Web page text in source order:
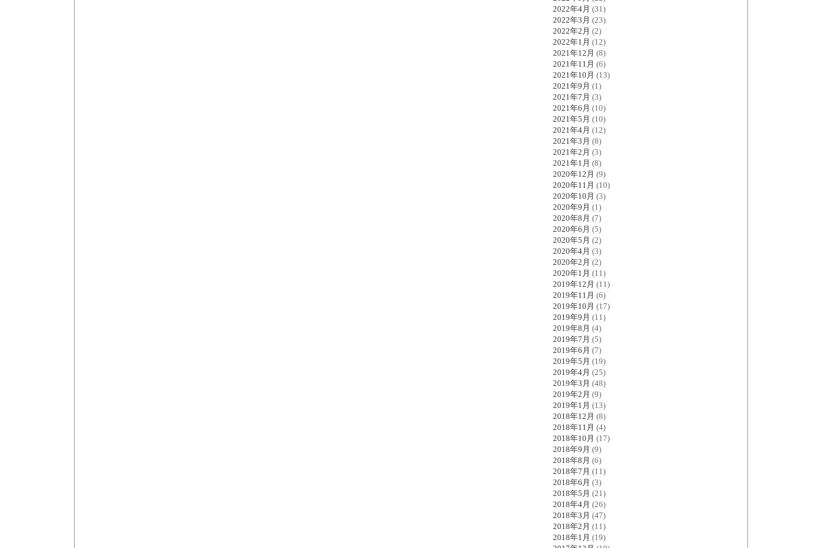
2022年4月 (31)
2022年3月 (23)
2022年2月 (2)
2022年1月 (12)
2021年12月 (8)
2021年11月 (6)
2021年10月 (13)
2021年9月 (1)
2021年7月 (3)
2021年6月 (10)
2021年5月 (10)
2021年4月 (12)
2021年3月 (8)
2021年2月 (3)
2021年1月 (8)
2020年12月 (9)
2020年11月 (10)
2020年10月 (3)
2020年9月 (1)
2020年8月 (7)
2020年6月 (5)
2020年5月 (2)
2020年4月 (3)
2020年2月 (2)
2020年1月 (11)
2019年12月 (11)
2019年11月 (6)
2019年10月 (17)
2019年9月 (11)
2019年8月 (4)
2019年7月 (5)
2019年6月 (7)
2019年5月 (19)
2019年4月 (25)
2019年3月 (48)
2019年2月 (9)
2019年1月 (13)
2018年12月 (8)
2018年11月 (4)
2018年10月 (17)
2018年9月 (9)
2018年8月 (6)
2018年7月 (11)
2018年6月 (3)
2018年5月 (21)
2018年4月 (26)
2018年3月 (47)
2018年2月 (11)
2018年1月 (19)